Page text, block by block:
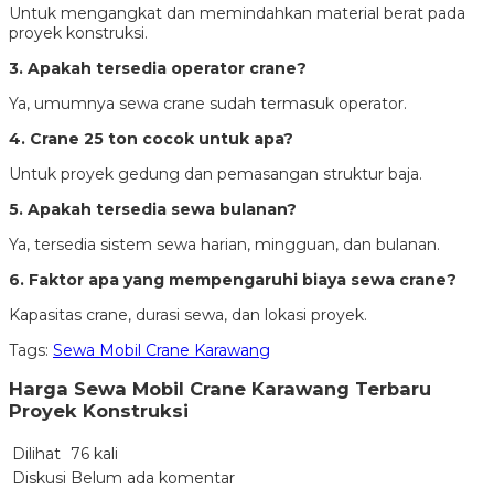
Untuk mengangkat dan memindahkan material berat pada
proyek konstruksi.
3. Apakah tersedia operator crane?
Ya, umumnya sewa crane sudah termasuk operator.
4. Crane 25 ton cocok untuk apa?
Untuk proyek gedung dan pemasangan struktur baja.
5. Apakah tersedia sewa bulanan?
Ya, tersedia sistem sewa harian, mingguan, dan bulanan.
6. Faktor apa yang mempengaruhi biaya sewa crane?
Kapasitas crane, durasi sewa, dan lokasi proyek.
Tags: Sewa Mobil Crane Karawang
Harga Sewa Mobil Crane Karawang Terbaru
Proyek Konstruksi
Dilihat 76 kali
Diskusi Belum ada komentar